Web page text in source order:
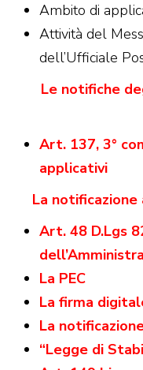
Ambito di
Attività del
dell’Ufficiale
Le notifiche
Art. 137, 3°
applicativi
La
Art. 48 D.Lgs
La PEC
La firma
La
“Legge di